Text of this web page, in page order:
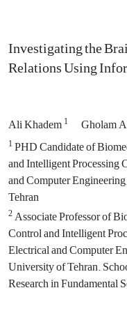
Investigating the
Relations Using
Ali Khadem1 Gholam
1PHD Candidate of
and Intelligent Processing
and Computer
Tehran
2Associate Professor of
Control and Intelligent
Electrical and Computer
University of Tehran.
Research in Fundamental